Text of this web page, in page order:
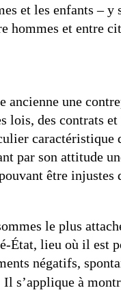
et les enfants –
hommes et entre
une
lois, des contrats
caractéristique
par son attitude
être injustes
le plus
État, lieu où il est
négatifs,
s’applique à